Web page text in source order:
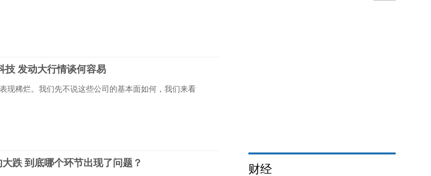
技 发动大行情谈何容易
现稀烂。我们先不说这些公司的基本面如何，我们来看
跌 到底哪个环节出现了问题？ 财经